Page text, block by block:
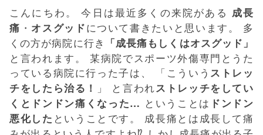
こんにちわ。 今日は最近多くの来院がある 成長
痛 ・ オスグッドについて書きたいと思います。 多
くの方が病院に行き 「成長痛もしくはオスグッド」
と言われます。 某病院でスポーツ外傷専門とうた
っている病院に行った子は、 「こういう ストレッ
チをしたら治る！
」 と言われストレッチをしてい
くとドンドン痛くなった… ということは ドンドン
悪化した ということです。 成長痛とは成長して痛